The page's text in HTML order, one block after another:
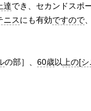
上達でき、セカンドスポ
ニスにも有効ですので
の部］、 60歳以 上の[シ